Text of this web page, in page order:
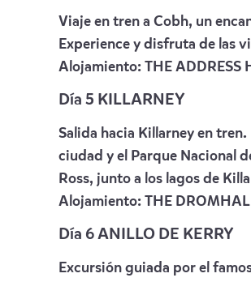
Viaje en tren a Cobh, un
Experience y disfruta de las
Alojamiento: THE ADDRESS
Día 5 KILLARNEY
Salida hacia Killarney en
ciudad y el Parque Nacional
Ross, junto a los lagos de
Alojamiento: THE
Día 6 ANILLO DE KERRY
Excursión guiada por el